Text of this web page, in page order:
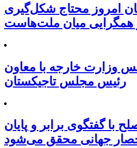
امروز محتاج شکل‌گیری
و همگرایی میان ملت‌هاست
وزارت خارجه با معاون
رئیس مجلس تاجیکستان
با گفتگوی برابر و پایان
جهانی محقق می‌شود